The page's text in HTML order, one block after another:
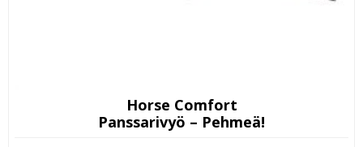
Horse Comfort
Panssarivyö – Pehmeä!